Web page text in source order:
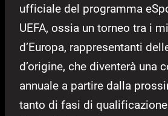
ufficiale del programma
UEFA, ossia un torneo tra i
d’Europa, rappresentanti
d’origine, che diventerà una
annuale a partire dalla
tanto di fasi di